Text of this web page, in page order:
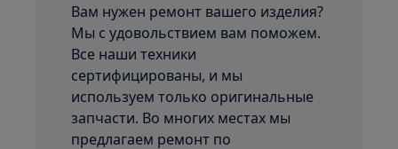
Вам нужен ремонт вашего изделия?
Мы с удовольствием вам поможем.
Все наши техники
сертифицированы, и мы
используем только оригинальные
запчасти. Во многих местах мы
предлагаем ремонт по